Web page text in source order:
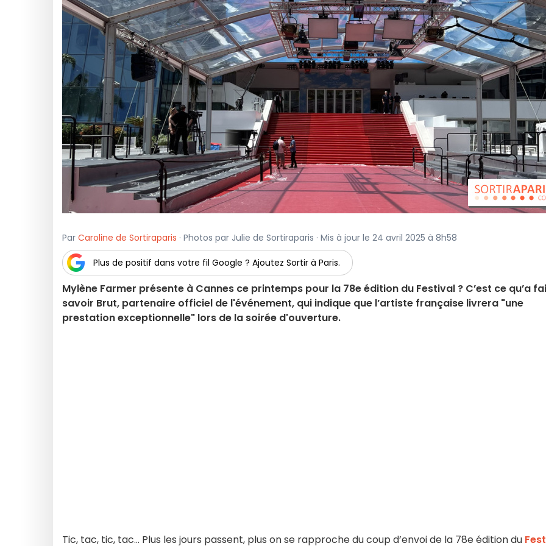
Par Caroline de Sortiraparis · Photos par Julie de Sortiraparis · Mis à jour le 24 avril 2025 à 8h58
Plus de positif dans votre fil Google ? Ajoutez Sortir à Paris.
Mylène Farmer présente à Cannes ce printemps pour la 78e édition du Festival ? C’est ce qu’a
savoir Brut, partenaire officiel de l'événement, qui indique que l’artiste française livrera "une
prestation exceptionnelle" lors de la soirée d'ouverture.
Tic, tac, tic, tac... Plus les jours passent, plus on se rapproche du coup d’envoi de la 78e édition du